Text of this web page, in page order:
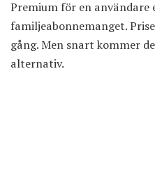
Premium för en
familjeabonnemanget.
gång. Men snart kommer
alternativ.